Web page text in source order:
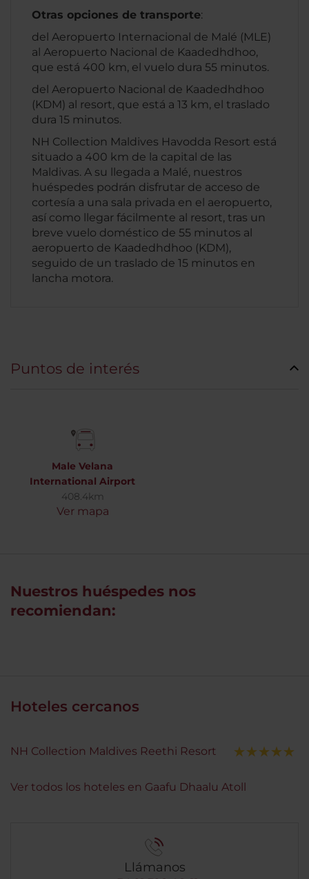
Otras opciones de transporte:
del Aeropuerto Internacional de Malé (MLE)
al Aeropuerto Nacional de Kaadedhdhoo,
que está 400 km, el vuelo dura 55 minutos.
del Aeropuerto Nacional de Kaadedhdhoo
(KDM) al resort, que está a 13 km, el traslado
dura 15 minutos.
NH Collection Maldives Havodda Resort está
situado a 400 km de la capital de las
Maldivas. A su llegada a Malé, nuestros
huéspedes podrán disfrutar de acceso de
cortesía a una sala privada en el aeropuerto,
así como llegar fácilmente al resort, tras un
breve vuelo doméstico de 55 minutos al
aeropuerto de Kaadedhdhoo (KDM),
seguido de un traslado de 15 minutos en
lancha motora.
Puntos de interés
Male Velana
International Airport
408.4km
Ver mapa
Nuestros huéspedes nos
recomiendan:
Hoteles cercanos
NH Collection Maldives Reethi Resort
Ver todos los hoteles en Gaafu Dhaalu Atoll
Llámanos